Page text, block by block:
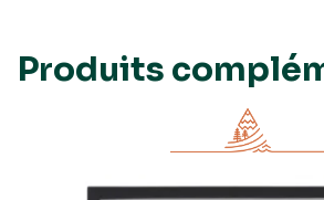
Produits